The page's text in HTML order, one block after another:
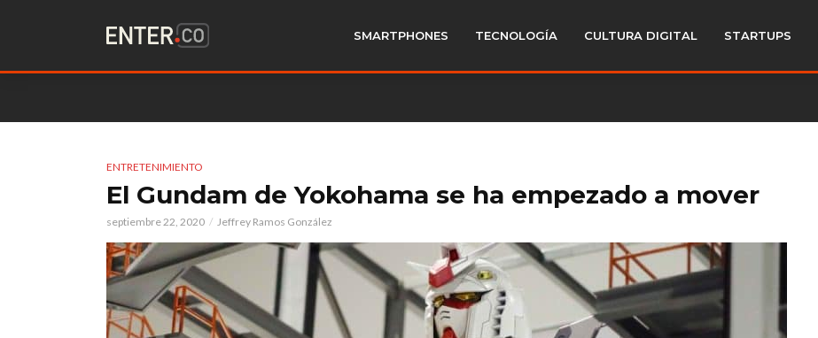
SMARTPHONES TECNOLOGÍA CULTURA DIGITAL STARTUPS
ENTRETENIMIENTO
El Gundam de Yokohama se ha empezado a mover
septiembre 22, 2020 Jeffrey Ramos González